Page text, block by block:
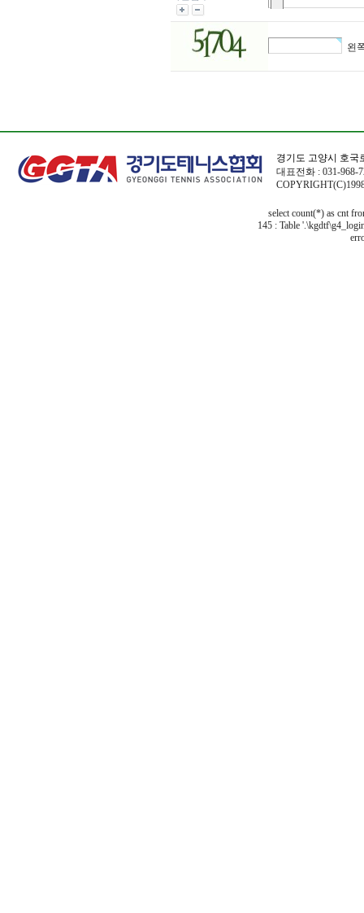
왼
경기도 고양시 호국
대표전화 : 031-968-
select count(*) as cnt
145 : Table